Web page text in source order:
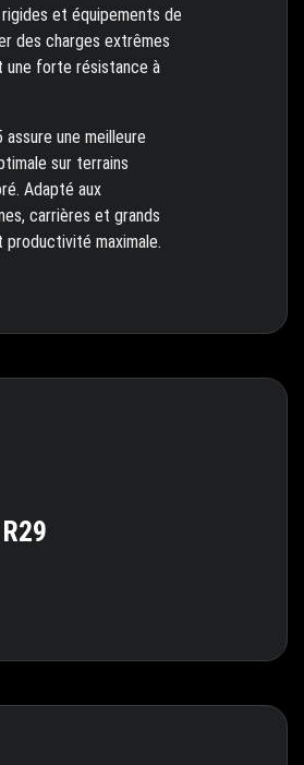
et équipements de
des charges extrêmes
forte résistance à
une meilleure
sur terrains
Adapté aux
carrières et grands
maximale.